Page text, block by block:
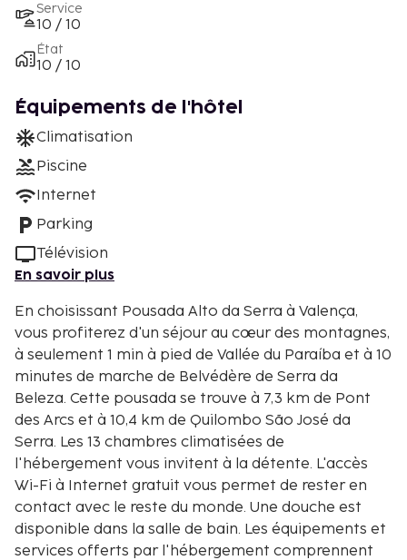
Service
10 / 10
État
10 / 10
Équipements de l'hôtel
Climatisation
Piscine
Internet
Parking
Télévision
En savoir plus
En choisissant Pousada Alto da Serra à Valença,
vous profiterez d'un séjour au cœur des montagnes,
à seulement 1 min à pied de Vallée du Paraíba et à 10
minutes de marche de Belvédère de Serra da
Beleza. Cette pousada se trouve à 7,3 km de Pont
des Arcs et à 10,4 km de Quilombo São José da
Serra. Les 13 chambres climatisées de
l'hébergement vous invitent à la détente. L'accès
Wi-Fi à Internet gratuit vous permet de rester en
contact avec le reste du monde. Une douche est
disponible dans la salle de bain. Les équipements et
services offerts par l'hébergement comprennent